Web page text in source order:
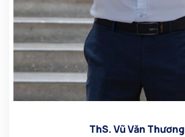
ThS. Vũ Văn Thương